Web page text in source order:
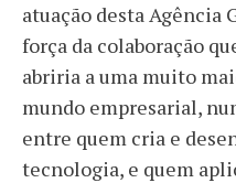
atuação desta Agência
força da colaboração
abriria a uma muito
mundo empresarial,
entre quem cria e
tecnologia, e quem